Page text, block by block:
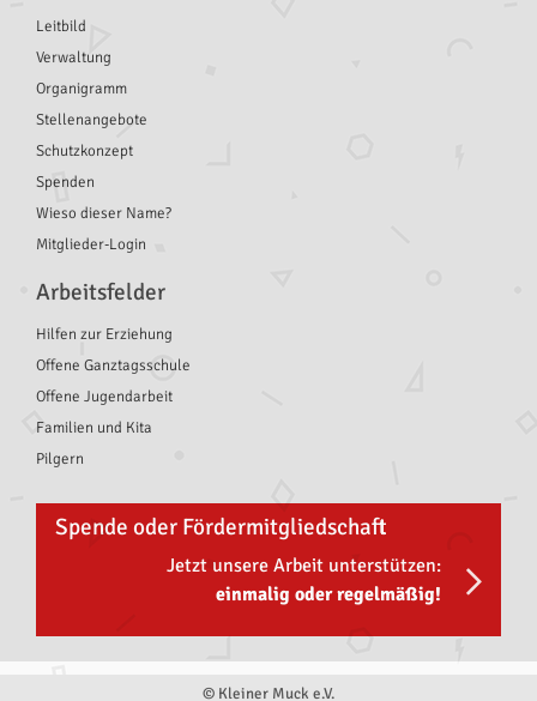
Leitbild
Verwaltung
Organigramm
Stellenangebote
Schutzkonzept
Spenden
Wieso dieser Name?
Mitglieder-Login
Arbeitsfelder
Hilfen zur Erziehung
Offene Ganztagsschule
Offene Jugendarbeit
Familien und Kita
Pilgern
Spende oder Fördermitgliedschaft
Jetzt unsere Arbeit unterstützen:
einmalig oder regelmäßig!
© Kleiner Muck e.V.